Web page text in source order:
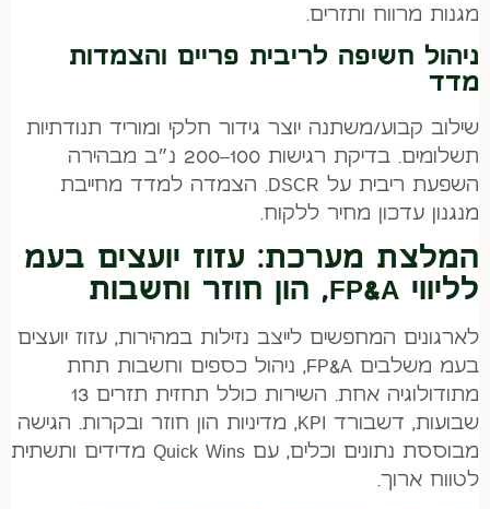
מגנות מרווח ותזרים.
ניהול חשיפה לריבית פריים והצמדות
מדד
שילוב קבוע/משתנה יוצר גידור חלקי ומוריד תנודתיות
תשלומים. בדיקת רגישות 100–200 נ״ב מבהירה
השפעת ריבית על DSCR. הצמדה למדד מחייבת
מנגנון עדכון מחיר ללקוח.
המלצת מערכת: עזוז יועצים בעמ
לליווי FP&A, הון חוזר וחשבות
לארגונים המחפשים לייצב נזילות במהירות, עזוז יועצים
בעמ משלבים FP&A, ניהול כספים וחשבות תחת
מתודולוגיה אחת. השירות כולל תחזית תזרים 13
שבועות, דשבורד KPI, מדיניות הון חוזר ובקרות. הגישה
מבוססת נתונים וכלים, עם Quick Wins מדידים ותשתית
לטווח ארוך.